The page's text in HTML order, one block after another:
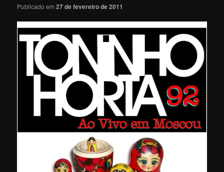
Publicado em27 de fevereiro de 2011